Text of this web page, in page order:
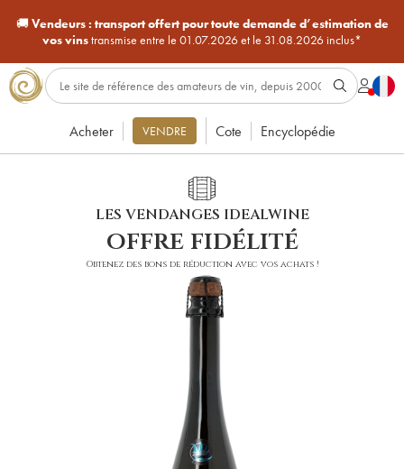
🚚Vendeurs : transport offert pour toute demande d’estimation de
vos vinstransmise entre le 01.07.2026 et le 31.08.2026 inclus*
Acheter VENDRE Cote Encyclopédie
LES VENDANGES IDEALWINE
offre fidélité
Obtenez des bons de réduction avec vos achats !